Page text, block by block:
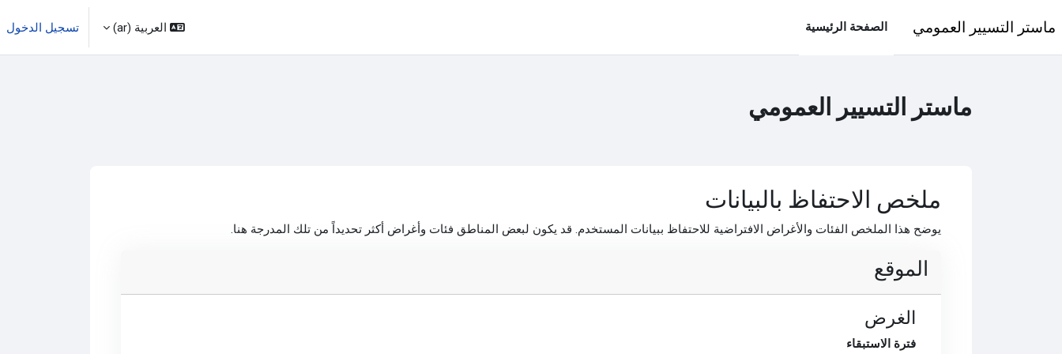
ماستر التسيير العمومي الصفحة الرئيسية العربية ‎(ar)‎ تسجيل الدخول
ماستر التسيير العمومي
ملخص الاحتفاظ بالبيانات
يوضح هذا الملخص الفئات والأغراض الافتراضية للاحتفاظ ببيانات المستخدم. قد يكون لبعض المناطق فئات وأغراض أكثر تحديداً من تلك المدرجة هنا.
الموقع
الغرض
فترة الاستبقاء